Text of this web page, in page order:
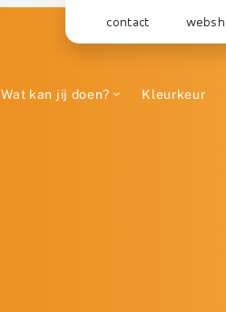
contact
Wat kan jij doen? Kleurkeur